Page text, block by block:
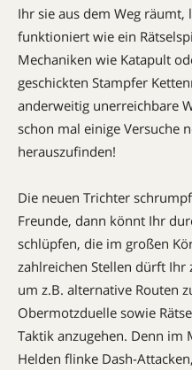
Ihr sie aus dem Weg räumt,
funktioniert wie ein
Mechaniken wie Katapult
geschickten Stampfer
anderweitig unerreichbare
schon mal einige Versuche
herauszufinden!
Die neuen Trichter
Freunde, dann könnt Ihr
schlüpfen, die im großen
zahlreichen Stellen dürft
um z.B. alternative Routen
Obermotzduelle sowie
Taktik anzugehen. Denn
Helden flinke Dash-